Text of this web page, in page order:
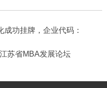
成功挂牌，企业代码：
苏省MBA发展论坛